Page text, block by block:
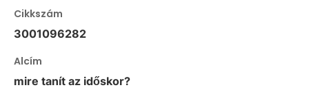
Cikkszám
3001096282
Alcím
mire tanít az időskor?